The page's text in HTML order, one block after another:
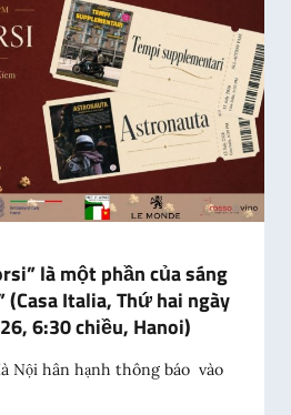
là một phần của sáng
(Casa Italia, Thứ hai ngày
6:30 chiều, Hanoi)
Nội hân hạnh thông báo vào